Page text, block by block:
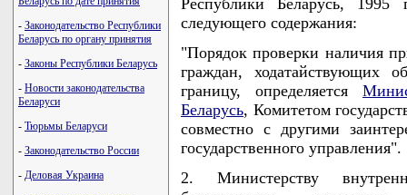
- Законодательство Республики
Беларусь по органу принятия
- Законы Республики Беларусь
- Новости законодательства
Беларуси
- Тюрьмы Беларуси
- Законодательство России
- Деловая Украина
Республики Беларусь,
следующего содержания:
"Порядок проверки наличия
граждан, ходатайствующих
границу, определяется
Беларусь, Комитетом
совместно с другими
государственного управления".
2. Министерству